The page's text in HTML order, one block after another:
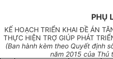
PHỤ
KẾ HOẠCH TRIỂN KHAI ĐỀ ÁN
THỰC HIỆN TRỢ GIÚP PHÁT
(Ban hành kèm theo Quyết định
năm 2015 của Thủ